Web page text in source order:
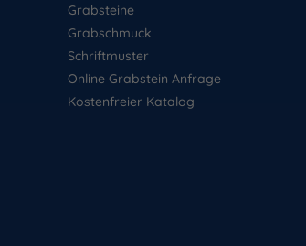
Grabsteine
Grabschmuck
Schriftmuster
Online Grabstein Anfrage
Kostenfreier Katalog